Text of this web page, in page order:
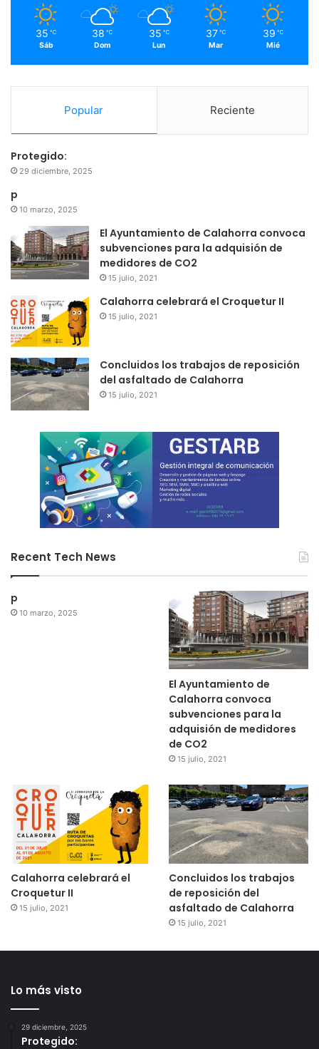
m
35 ℃
Sáb
38 ℃
Dom
35 ℃
Lun
37 ℃
Mar
39 ℃
Mié
Popular Reciente
Protegido:
29 diciembre, 2025
p
10 marzo, 2025
El Ayuntamiento de Calahorra convoca
subvenciones para la adquisión de
medidores de CO2
15 julio, 2021
Calahorra celebrará el Croquetur II
15 julio, 2021
Concluidos los trabajos de reposición
del asfaltado de Calahorra
15 julio, 2021
Recent Tech News
p
10 marzo, 2025
El Ayuntamiento de
Calahorra convoca
subvenciones para la
adquisión de medidores
de CO2
15 julio, 2021
Calahorra celebrará el
Croquetur II
15 julio, 2021
Concluidos los trabajos
de reposición del
asfaltado de Calahorra
15 julio, 2021
Lo más visto
29 diciembre, 2025
Protegido: